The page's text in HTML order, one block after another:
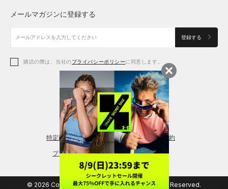
アクセサリー
アクセサリー
シューズ
アクセサリー
レギンス＆タイツ
シューズ
メールマガジンに登録する
登録する
購読の際は、当社のプライバシーポリシーに同意します。
特定商取引法に基づく通販の表記 会員規約
プライバシーポリシー
© 2026 Copyright DOME Corporation. All Rights Reserved.